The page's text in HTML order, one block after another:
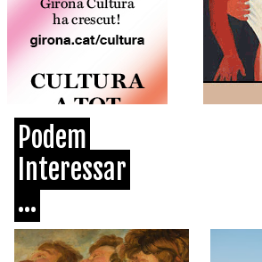
Podem
Interessar
...